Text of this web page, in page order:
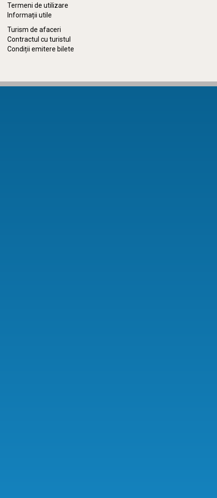
Termeni de utilizare
Informații utile
Turism de afaceri
Contractul cu turistul
Condiții emitere bilete